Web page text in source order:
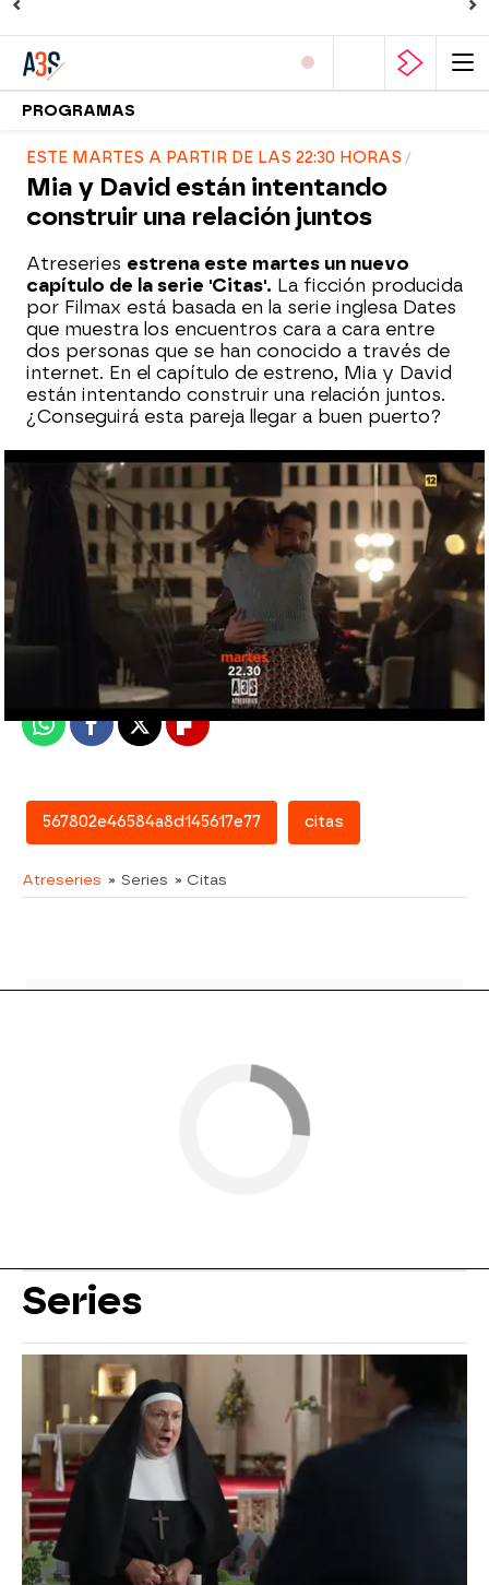
PROGRAMAS
ESTE MARTES A PARTIR DE LAS 22:30 HORAS
Mia y David están intentando
construir una relación juntos
Atreseries estrena este martes un nuevo
capítulo de la serie 'Citas'. La ficción producida
por Filmax está basada en la serie inglesa Dates
que muestra los encuentros cara a cara entre
dos personas que se han conocido a través de
internet. En el capítulo de estreno, Mia y David
están intentando construir una relación juntos.
¿Conseguirá esta pareja llegar a buen puerto?
atreseries
Publicado:08 de febrero de 2016, 12:00
WhatsappFacebook
X Flipboard
567802e46584a8d145617e77 citas
Atreseries » Series » Citas
Series